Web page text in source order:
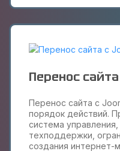
Перенос
Перенос сайта с
порядок действий.
система
техподдержки,
создания интернет-